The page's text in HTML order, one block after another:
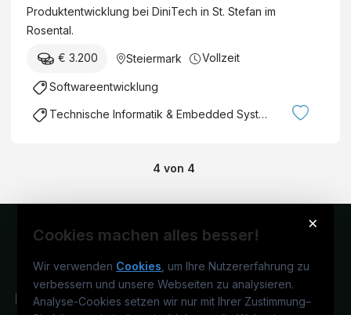
Produktentwicklung bei DiniTech in St. Stefan im
Rosental.
€ 3.200 Steiermark Vollzeit
Softwareentwicklung
Technische Informatik & Embedded Systems
4 von 4
×
Cookies machen alles besser!
Wir verwenden Cookies , um Ihre Nutzererfahrung zu
verbessern und unsere Webseiten zu analysieren.
Analyse-Cookies setzen wir nur mit Ihrer Zustimmung–